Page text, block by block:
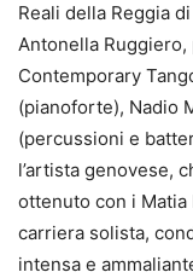
Reali della Reggia
Antonella
Contemporary
(pianoforte), Nadio
(percussioni e
l’artista genovese,
ottenuto con i
carriera solista,
intensa e